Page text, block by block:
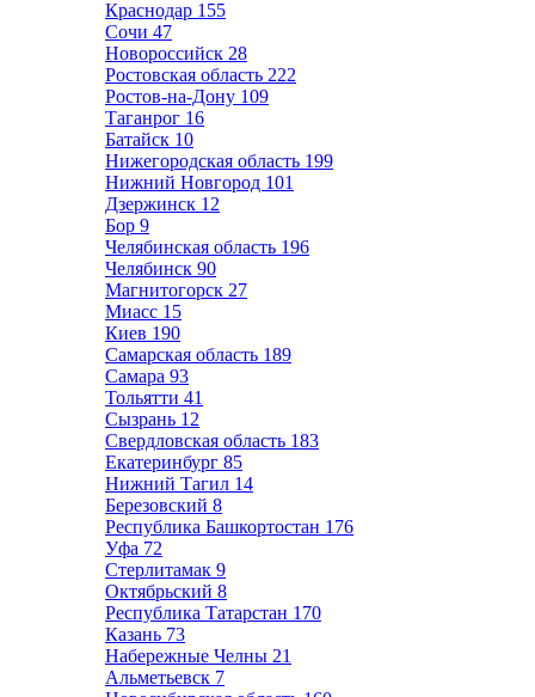
Краснодар 155
Сочи 47
Новороссийск 28
Ростовская область 222
Ростов-на-Дону 109
Таганрог 16
Батайск 10
Нижегородская область 199
Нижний Новгород 101
Дзержинск 12
Бор 9
Челябинская область 196
Челябинск 90
Магнитогорск 27
Миасс 15
Киев 190
Самарская область 189
Самара 93
Тольятти 41
Сызрань 12
Свердловская область 183
Екатеринбург 85
Нижний Тагил 14
Березовский 8
Республика Башкортостан 176
Уфа 72
Стерлитамак 9
Октябрьский 8
Республика Татарстан 170
Казань 73
Набережные Челны 21
Альметьевск 7